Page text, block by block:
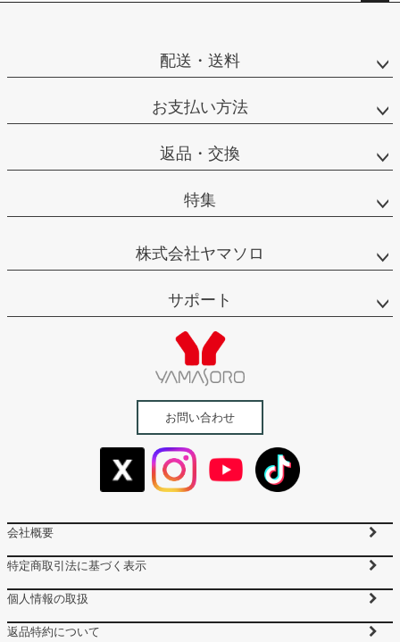
配送・送料
お支払い方法
返品・交換
特集
お問い合わせ
株式会社ヤマソロ
サポート
会社概要
特定商取引法に基づく表示
個人情報の取扱
返品特約について